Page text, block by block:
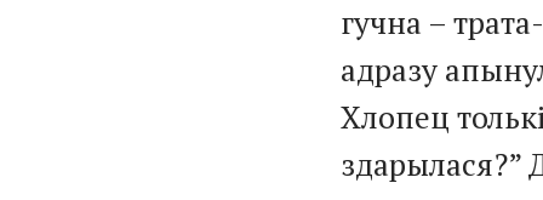
гучна –
адразу
Хлопец
здарылася?”